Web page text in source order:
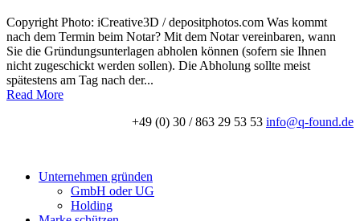
Copyright Photo: iCreative3D / depositphotos.com Was kommt
nach dem Termin beim Notar? Mit dem Notar vereinbaren, wann
Sie die Gründungsunterlagen abholen können (sofern sie Ihnen
nicht zugeschickt werden sollen). Die Abholung sollte meist
spätestens am Tag nach der...
Read More
+49 (0) 30 / 863 29 53 53 info@q-found.de
Unternehmen gründen
GmbH oder UG
Holding